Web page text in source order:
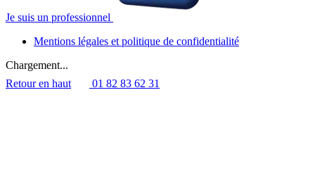
Je suis un professionnel
Mentions légales et politique de confidentialité
Chargement...
Retour en haut
01 82 83 62 31